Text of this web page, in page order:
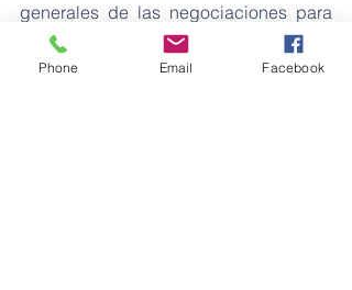
generales de las negociaciones para
esta COP se centran en: el aporte  de
las Partes en cuanto a la reducción de
Phone Email Facebook